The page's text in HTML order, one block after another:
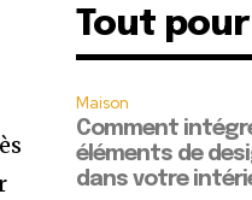
Tout
Maison
Comment
éléments de
dans votre